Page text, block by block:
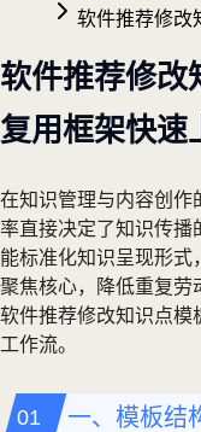
软件推荐修改
软件推荐修改
复用框架快速
在知识管理与内容创作
率直接决定了知识传播
能标准化知识呈现形
聚焦核心，降低重复劳
软件推荐修改知识点模
工作流。
一、模板结